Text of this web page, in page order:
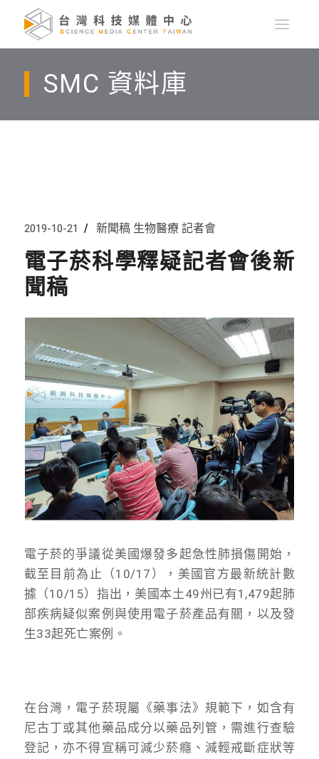
SMC 資料庫
2019-10-21 新聞稿 生物醫療 記者會
電子菸科學釋疑記者會後新
聞稿
電子菸的爭議從美國爆發多起急性肺損傷開始，
截至目前為止（10/17），美國官方最新統計數
據（10/15）指出，美國本土49州已有1,479起肺
部疾病疑似案例與使用電子菸產品有關，以及發
生33起死亡案例。
在台灣，電子菸現屬《藥事法》規範下，如含有
尼古丁或其他藥品成分以藥品列管，需進行查驗
登記，亦不得宣稱可減少菸癮、減輕戒斷症狀等